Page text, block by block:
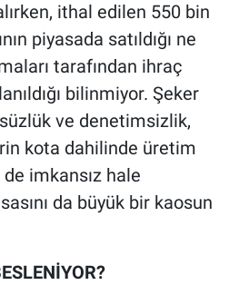
ithal edilen 550 bin
piyasada satıldığı ne
tarafından ihraç
bilinmiyor. Şeker
ve denetimsizlik,
kota dahilinde üretim
imkansız hale
da büyük bir kaosun